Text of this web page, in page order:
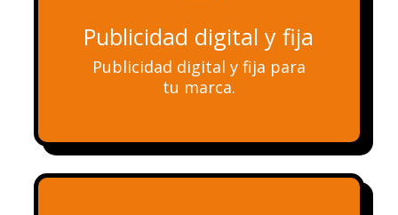
Publicidad digital y fija
Publicidad digital y fija para
tu marca.